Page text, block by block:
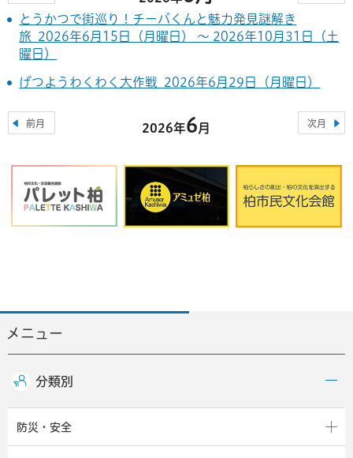
とうかつで街巡り！チーバくんと魅力発見謎解き
旅 2026年6月15日（月曜日） ～ 2026年10月31日（土
曜日）
げつようわくわく大作戦 2026年6月29日（月曜日）
前月 2026年6月 次月
メニュー
分類別
防災・安全